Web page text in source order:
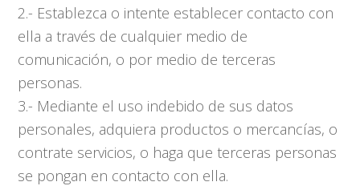
2.- Establezca o intente establecer contacto con
ella a través de cualquier medio de
comunicación, o por medio de terceras
personas.
3.- Mediante el uso indebido de sus datos
personales, adquiera productos o mercancías, o
contrate servicios, o haga que terceras personas
se pongan en contacto con ella.